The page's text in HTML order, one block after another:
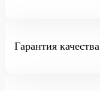
Гарантия качества